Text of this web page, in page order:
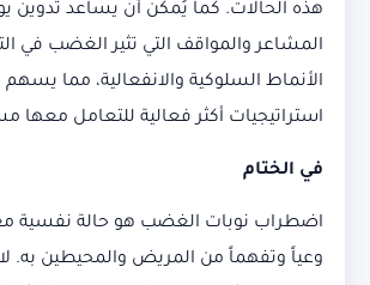
هذه الحالات. كما يُمكن أن يساعد تدوين
المشاعر والمواقف التي تثير الغضب في
الأنماط السلوكية والانفعالية، مما
استراتيجيات أكثر فعالية للتعامل معها
في الختام
اضطراب نوبات الغضب هو حالة نفسية
وعياً وتفهماً من المريض والمحيطين به.